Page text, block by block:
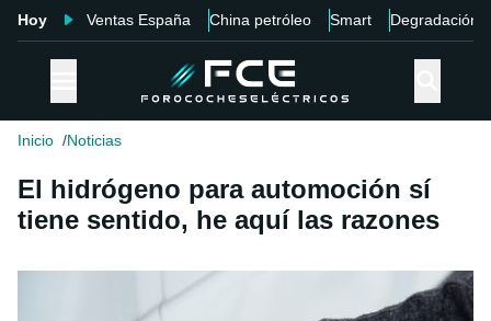
Hoy Ventas España China petróleo Smart Degradación
Inicio Noticias
El hidrógeno para automoción sí
tiene sentido, he aquí las razones